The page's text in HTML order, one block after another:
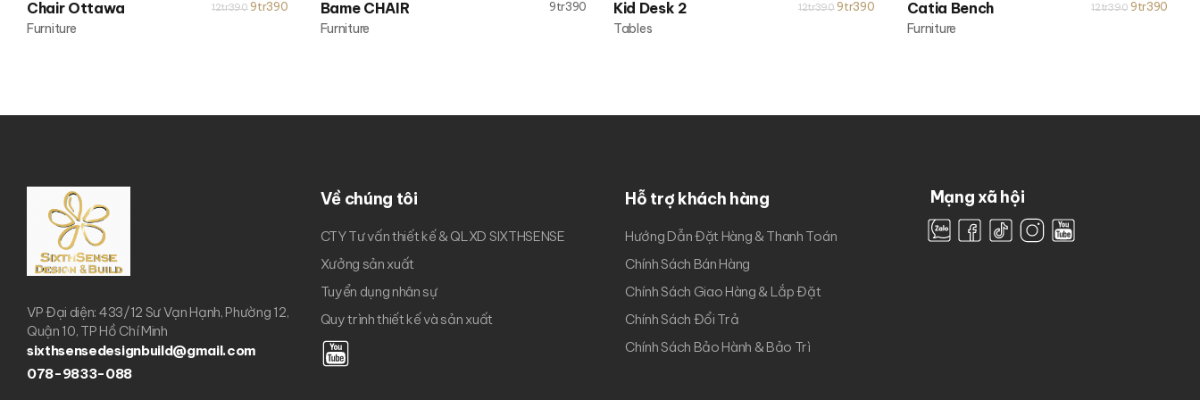
Furniture
Chair Ottawa 12tr3909tr390
Furniture
Bame CHAIR 9tr390
Tables
Kid Desk 2 12tr3909tr390
Furniture
Catia Bench 12tr390 9tr390
VP Đại diện: 433/12 Sư Vạn Hạnh, Phường 12,
Quận 10, TP Hồ Chí Minh
sixthsensedesignbuild@gmail.com
078-9833-088
Về chúng tôi
CTY Tư vấn thiết kế & QLXD SIXTHSENSE
Xưởng sản xuất
Tuyển dụng nhân sự
Quy trình thiết kế và sản xuất
Hỗ trợ khách hàng
Hướng Dẫn Đặt Hàng & Thanh Toán
Chính Sách Bán Hàng
Chính Sách Giao Hàng & Lắp Đặt
Chính Sách Đổi Trả
Chính Sách Bảo Hành & Bảo Trì
Mạng xã hội